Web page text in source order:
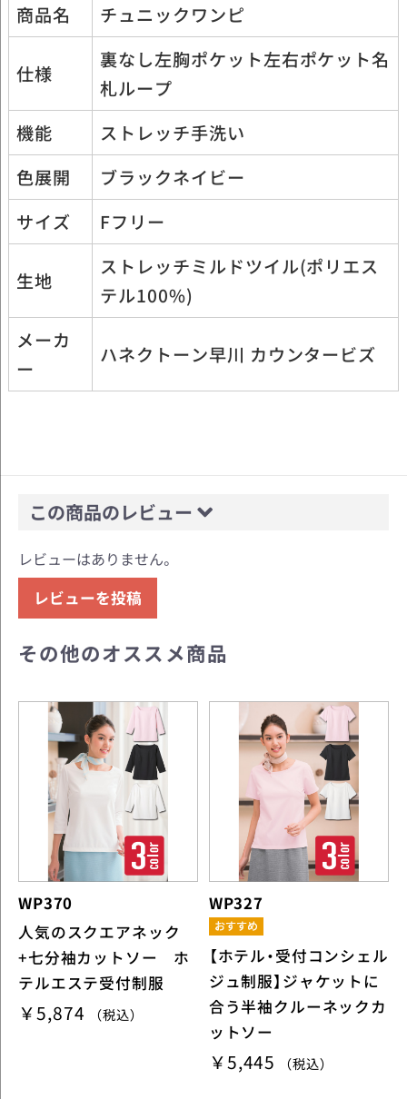
商品名 チュニックワンピ
仕様
裏なし左胸ポケット左右ポケット名
札ループ
機能
ストレッチ手洗い
色展開
ブラックネイビー
サイズ
Fフリー
生地
ストレッチミルドツイル(ポリエス
テル100%)
メーカ
ー
ハネクトーン早川 カウンタービズ
この商品のレビュー
レビューはありません。
レビューを投稿
その他のオススメ商品
WP370
人気のスクエアネック
+七分袖カットソー ホ
テルエステ受付制服
￥5,874 （税込）
WP327
【ホテル・受付コンシェル
ジュ制服】ジャケットに
合う半袖クルーネックカ
ットソー
￥5,445 （税込）